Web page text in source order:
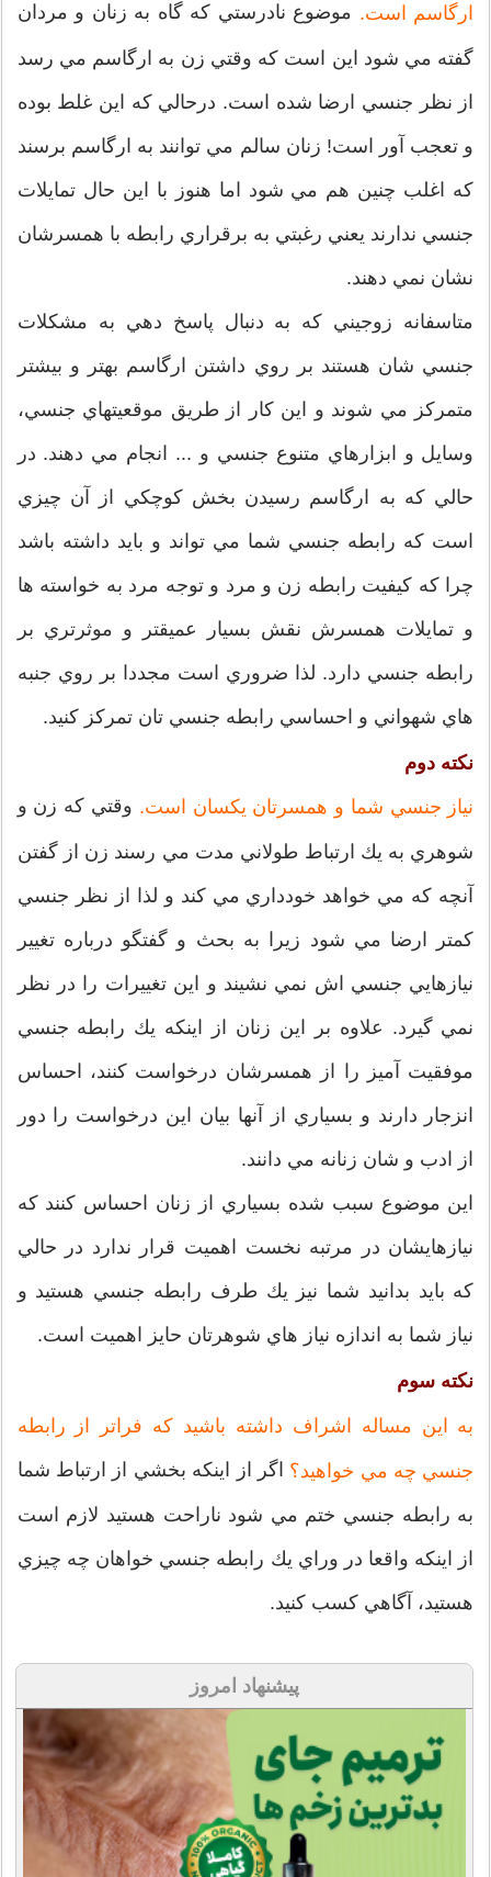
ارگاسم است. موضوع نادرستي كه گاه به زنان و مردان
گفته مي شود اين است كه وقتي زن به ارگاسم مي رسد
از نظر جنسي ارضا شده است. درحالي كه اين غلط بوده
و تعجب آور است! زنان سالم مي توانند به ارگاسم برسند
كه اغلب چنين هم مي شود اما هنوز با اين حال تمايلات
جنسي ندارند يعني رغبتي به برقراري رابطه با همسرشان
نشان نمي دهند.
متاسفانه زوجيني كه به دنبال پاسخ دهي به مشكلات
جنسي شان هستند بر روي داشتن ارگاسم بهتر و بيشتر
متمركز مي شوند و اين كار از طريق موقعيتهاي جنسي،
وسايل و ابزارهاي متنوع جنسي و ... انجام مي دهند. در
حالي كه به ارگاسم رسيدن بخش كوچكي از آن چيزي
است كه رابطه جنسي شما مي تواند و بايد داشته باشد
چرا كه كيفيت رابطه زن و مرد و توجه مرد به خواسته ها
و تمايلات همسرش نقش بسيار عميقتر و موثرتري بر
رابطه جنسي دارد. لذا ضروري است مجددا بر روي جنبه
هاي شهواني و احساسي رابطه جنسي تان تمركز كنيد.
نكته دوم
نياز جنسي شما و همسرتان يكسان است. وقتي كه زن و
شوهري به يك ارتباط طولاني مدت مي رسند زن از گفتن
آنچه كه مي خواهد خودداري مي كند و لذا از نظر جنسي
كمتر ارضا مي شود زيرا به بحث و گفتگو درباره تغيير
نيازهايي جنسي اش نمي نشيند و اين تغييرات را در نظر
نمي گيرد. علاوه بر اين زنان از اينكه يك رابطه جنسي
موفقيت آميز را از همسرشان درخواست كنند، احساس
انزجار دارند و بسياري از آنها بيان اين درخواست را دور
از ادب و شان زنانه مي دانند.
اين موضوع سبب شده بسياري از زنان احساس كنند كه
نيازهايشان در مرتبه نخست اهميت قرار ندارد در حالي
كه بايد بدانيد شما نيز يك طرف رابطه جنسي هستيد و
نياز شما به اندازه نياز هاي شوهرتان حايز اهميت است.
نكته سوم
به اين مساله اشراف داشته باشيد كه فراتر از رابطه
جنسي چه مي خواهيد؟ اگر از اينكه بخشي از ارتباط شما
به رابطه جنسي ختم مي شود ناراحت هستيد لازم است
از اينكه واقعا در وراي يك رابطه جنسي خواهان چه چيزي
هستيد، آگاهي كسب كنيد.
پیشنهاد امروز